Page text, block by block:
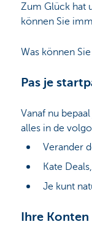
Zum Glück hat
können Sie
Was können
Pas je
Vanaf nu
alles in de
Verander
Kate
Je kunt
Ihre Konten